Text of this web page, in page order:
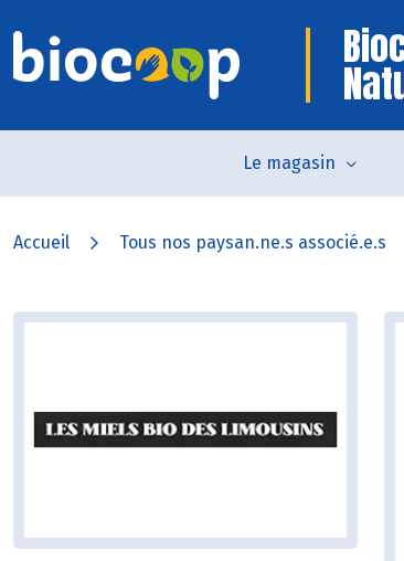
Le magasin
Accueil Tous nos paysan.ne.s associé.e.s